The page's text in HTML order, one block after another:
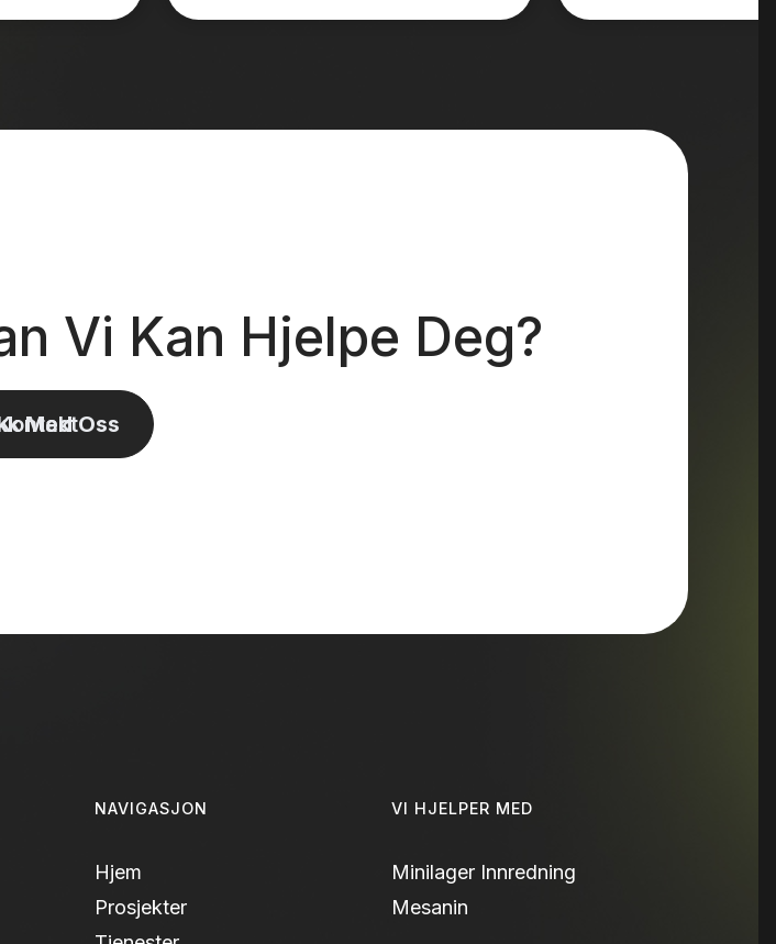
Vi Kan Hjelpe Deg?
Med Oss
NAVIGASJON
Hjem
Prosjekter
VI HJELPER MED
Minilager Innredning
Mesanin